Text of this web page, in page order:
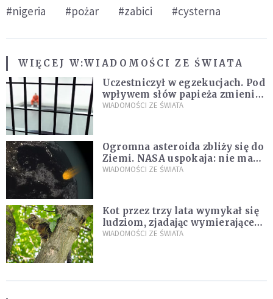
#nigeria #pożar #zabici #cysterna
WIĘCEJ W:WIADOMOŚCI ZE ŚWIATA
Uczestniczył w egzekucjach. Pod
wpływem słów papieża zmienił
zdanie
WIADOMOŚCI ZE ŚWIATA
Ogromna asteroida zbliży się do
Ziemi. NASA uspokaja: nie ma
zagrożenia
WIADOMOŚCI ZE ŚWIATA
Kot przez trzy lata wymykał się
ludziom, zjadając wymierające
kaczki. W końcu popełnił
WIADOMOŚCI ZE ŚWIATA